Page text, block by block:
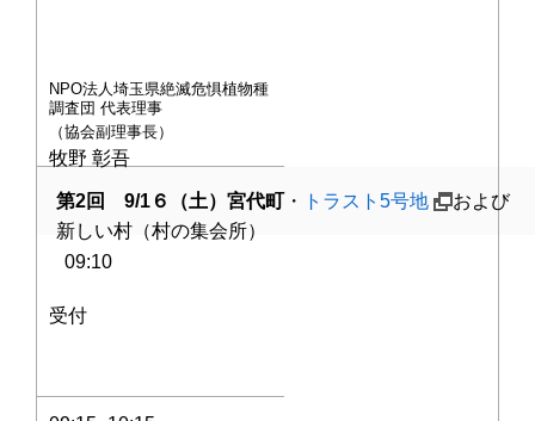
NPO法人埼玉県絶滅危惧植物種
調査団 代表理事
（協会副理事長）
牧野 彰吾
第2回 9/1６（土）宮代町・ トラスト5号地
および
新しい村（村の集会所）
09:10
受付